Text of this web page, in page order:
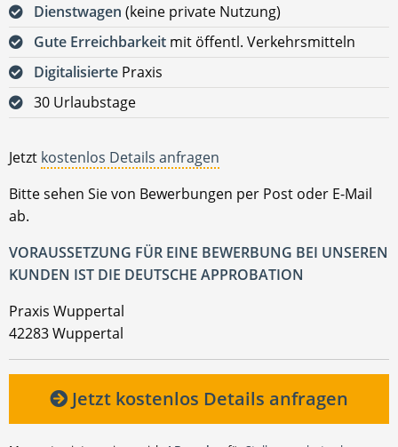
Dienstwagen (keine private Nutzung)
Gute Erreichbarkeit mit öffentl. Verkehrsmitteln
Digitalisierte Praxis
30 Urlaubstage
Jetzt kostenlos Details anfragen
Bitte sehen Sie von Bewerbungen per Post oder E-Mail
ab.
VORAUSSETZUNG FÜR EINE BEWERBUNG BEI UNSEREN
KUNDEN IST DIE DEUTSCHE APPROBATION
Praxis Wuppertal
42283 Wuppertal
Jetzt kostenlos Details anfragen